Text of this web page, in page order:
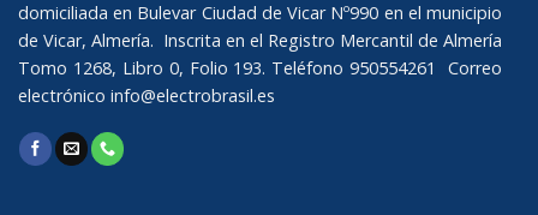
domiciliada en Bulevar Ciudad de Vicar Nº990 en el municipio
de Vicar, Almería. Inscrita en el Registro Mercantil de Almería
Tomo 1268, Libro 0, Folio 193. Teléfono 950554261 Correo
electrónico info@electrobrasil.es